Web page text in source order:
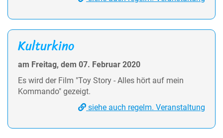
Kulturkino
am Freitag, dem 07. Februar 2020
Es wird der Film "Toy Story - Alles hört auf mein
Kommando" gezeigt.
siehe auch regelm. Veranstaltung